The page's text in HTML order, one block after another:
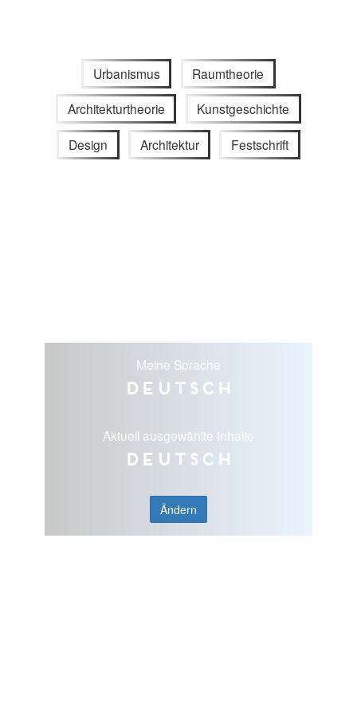
Urbanismus Raumtheorie
Architekturtheorie Kunstgeschichte
Design Architektur Festschrift
Meine Sprache
Deutsch
Aktuell ausgewählte Inhalte
Deutsch
Ändern